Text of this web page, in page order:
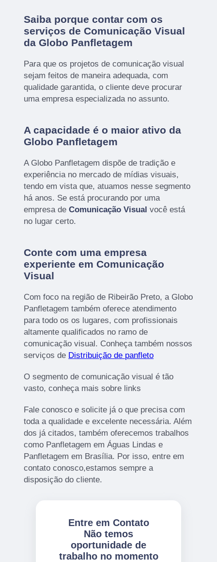
Saiba porque contar com os
serviços de Comunicação Visual
da Globo Panfletagem
Para que os projetos de comunicação visual
sejam feitos de maneira adequada, com
qualidade garantida, o cliente deve procurar
uma empresa especializada no assunto.
A capacidade é o maior ativo da
Globo Panfletagem
A Globo Panfletagem dispõe de tradição e
experiência no mercado de mídias visuais,
tendo em vista que, atuamos nesse segmento
há anos. Se está procurando por uma
empresa deComunicação Visual você está
no lugar certo.
Conte com uma empresa
experiente em Comunicação
Visual
Com foco na região de Ribeirão Preto, a Globo
Panfletagem também oferece atendimento
para todo os os lugares, com profissionais
altamente qualificados no ramo de
comunicação visual. Conheça também nossos
serviços de Distribuição de panfleto
O segmento de comunicação visual é tão
vasto, conheça mais sobre links
Fale conosco e solicite já o que precisa com
toda a qualidade e excelente necessária. Além
dos já citados, também oferecemos trabalhos
como Panfletagem em Águas Lindas e
Panfletagem em Brasília. Por isso, entre em
contato conosco,estamos sempre a
disposição do cliente.
Entre em Contato
Não temos
oportunidade de
trabalho no momento